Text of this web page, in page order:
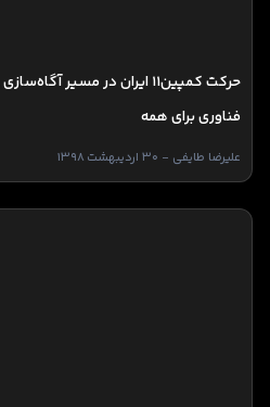
حرکت کمپین11 ایران در مسیر
فناوری برای همه
علیرضا طایفی - 30 اردیبهشت 1398